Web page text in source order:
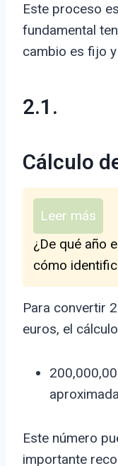
Este proceso
fundamental
cambio es fijo
2.1.
Cálculo
Leer más
¿De qué año
cómo
Para convertir
euros, el
Este número
importante